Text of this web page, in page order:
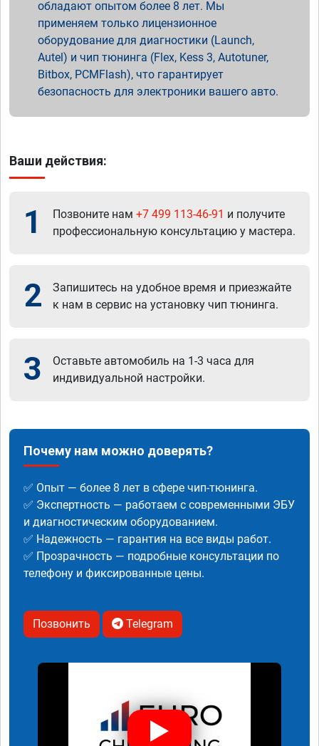
обладают опытом более 8 лет. Мы
применяем только лицензионное
оборудование для диагностики (Launch,
Autel) и чип тюнинга (Flex, Kess 3, Autotuner,
Bitbox, PCMFlash), что гарантирует
безопасность для электроники вашего авто.
Ваши действия:
1 Позвоните нам +7 499 113-46-91 и получите
профессиональную консультацию у мастера.
2
Запишитесь на удобное время и приезжайте
к нам в сервис на установку чип тюнинга.
3
Оставьте автомобиль на 1-3 часа для
индивидуальной настройки.
Почему нам можно доверять?
✅ Опыт — более 8 лет в сфере чип-тюнинга.
✅ Экспертность — работаем с современными ЭБУ
и диагностическим оборудованием.
✅ Надежность — гарантия на все виды работ.
✅ Прозрачность — подробные консультации по
телефону и фиксированные цены.
Позвонить Telegram